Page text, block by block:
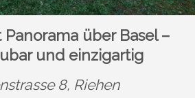
über Basel –
und einzigartig
8, Riehen